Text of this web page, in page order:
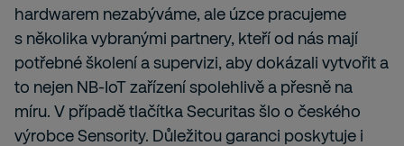
hardwarem nezabýváme, ale úzce pracujeme
s několika vybranými partnery, kteří od nás mají
potřebné školení a supervizi, aby dokázali vytvořit a
to nejen NB-IoT zařízení spolehlivě a přesně na
míru. V případě tlačítka Securitas šlo o českého
výrobce Sensority. Důležitou garanci poskytuje i